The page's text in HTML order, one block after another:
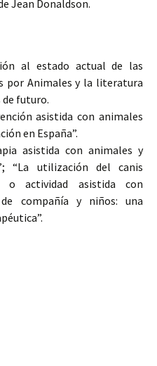
Jean Donaldson.
al estado actual de las
por Animales y la literatura
futuro.
asistida con animales
en España”.
asistida con animales y
“La utilización del canis
actividad asistida con
de compañía y niños: una